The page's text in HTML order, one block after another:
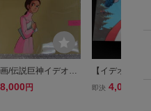
/伝説巨神イデオン
/稀少
8,000 円
【イデオン】
付き 複製セル
即決 4,000